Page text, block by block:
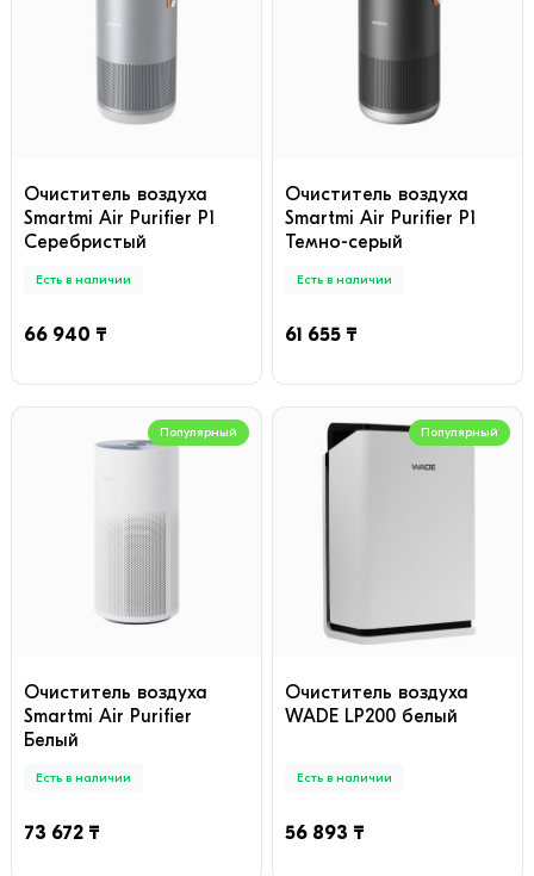
Очиститель воздуха
Smartmi Air Purifier P1
Серебристый
Есть в наличии
66 940 ₸
Очиститель воздуха
Smartmi Air Purifier P1
Темно-серый
Есть в наличии
61 655 ₸
Популярный
Очиститель воздуха
Smartmi Air Purifier
Белый
Есть в наличии
73 672 ₸
Популярный
Очиститель воздуха
WADE LP200 белый
Есть в наличии
56 893 ₸